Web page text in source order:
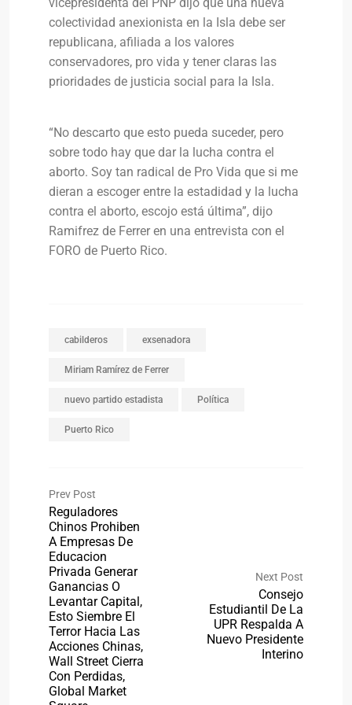
colectividad anexionista en la Isla debe ser
republicana, afiliada a los valores
conservadores, pro vida y tener claras las
prioridades de justicia social para la Isla.
“No descarto que esto pueda suceder, pero
sobre todo hay que dar la lucha contra el
aborto. Soy tan radical de Pro Vida que si me
dieran a escoger entre la estadidad y la lucha
contra el aborto, escojo está última”, dijo
Ramifrez de Ferrer en una entrevista con el
FORO de Puerto Rico.
cabilderos exsenadora
Miriam Ramírez de Ferrer
nuevo partido estadista Política
Puerto Rico
Prev Post
Reguladores
Chinos Prohiben
A Empresas De
Educacion
Privada Generar
Ganancias O
Levantar Capital,
Esto Siembre El
Terror Hacia Las
Acciones Chinas,
Wall Street Cierra
Con Perdidas,
Global Market
Next Post
Consejo
Estudiantil De La
UPR Respalda A
Nuevo Presidente
Interino